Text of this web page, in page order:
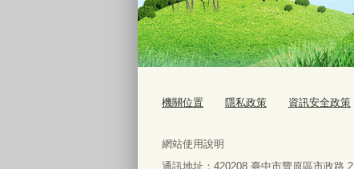
機關位置 隱私政策 資訊安全政策
網站使用說明
通訊地址： 420208 臺中市豐原區市政路 2